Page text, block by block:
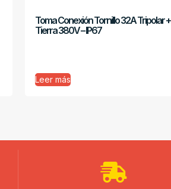
Toma Conexión Tornillo 32A Tripolar +
Tierra 380V – IP67
Leer más